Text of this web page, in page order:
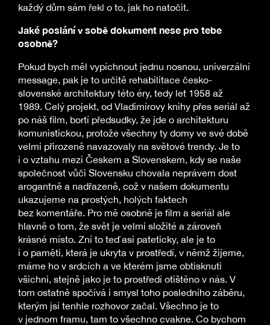
každý dům sám řekl o to, jak ho natočit.
Jaké poslání v sobě dokument nese pro tebe
osobně?
Pokud bych měl vypíchnout jednu nosnou, univerzální
message, pak je to určitě rehabilitace česko-
slovenské architektury této éry, tedy let 1958 až
1989. Celý projekt, od Vladimírovy knihy přes seriál až
po náš film, bortí předsudky, že jde o architekturu
komunistickou, protože všechny ty domy ve své době
velmi přirozeně navazovaly na světové trendy. Je to
i o vztahu mezi Českem a Slovenskem, kdy se naše
společnost vůči Slovensku chovala neprávem dost
arogantně a nadřazeně, což v našem dokumentu
ukazujeme na prostých, holých faktech
bez komentáře. Pro mě osobně je film a seriál ale
hlavně o tom, že svět je velmi složité a zároveň
krásné místo. Zní to teď asi pateticky, ale je to
i o paměti, která je ukryta v prostředí, v němž žijeme,
máme ho v srdcích a ve kterém jsme obtisknuti
všichni, stejně jako je to prostředí otištěno v nás. V
tom ostatně spočívá i smysl toho posledního záběru,
kterým jsi tenhle rozhovor začal. Všechno je to
v jednom framu, tam to všechno cvakne. Co bychom